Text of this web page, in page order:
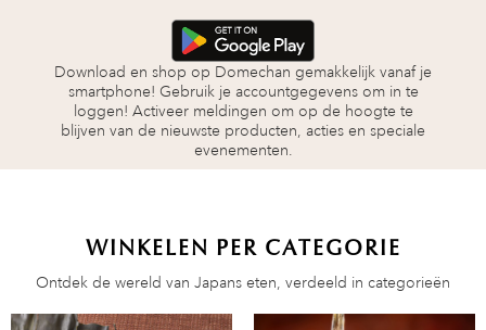
Download en shop op Domechan gemakkelijk vanaf je
smartphone! Gebruik je accountgegevens om in te
loggen! Activeer meldingen om op de hoogte te
blijven van de nieuwste producten, acties en speciale
evenementen.
WINKELEN PER CATEGORIE
Ontdek de wereld van Japans eten, verdeeld in categorieën